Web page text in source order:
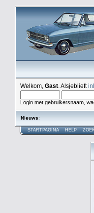
Welkom, Gast . Alsjeblieft
Login met gebruikersnaam,
Nieuws:
STARTPAGINA HELP